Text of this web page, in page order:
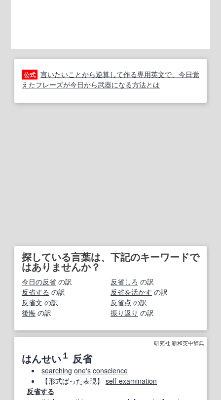
公式 言いたいことから逆算して作る専用英文で、今日覚
えたフレーズが今日から武器になる方法とは
探している言葉は、下記のキーワードで
はありませんか？
今日の反省 の訳 反省しろ の訳
反省する の訳 反省を活かす の訳
反省文 の訳 反省点 の訳
後悔 の訳 振り返り の訳
研究社 新和英中辞典
はんせい１ 反省
searching one's conscience
【形式ばった表現】 self‐examination
反省する